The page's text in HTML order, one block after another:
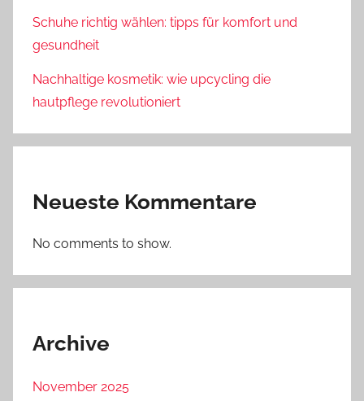
Schuhe richtig wählen: tipps für komfort und
gesundheit
Nachhaltige kosmetik: wie upcycling die
hautpflege revolutioniert
Neueste Kommentare
No comments to show.
Archive
November 2025